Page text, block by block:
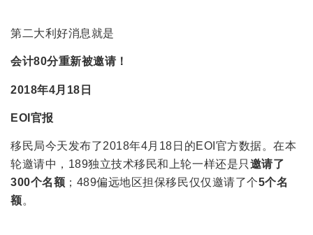
第二大利好消息就是
会计80分重新被邀请！
2018年4月18日
EOI 官报
移民局今天发布了2018年4月18日的EOI官方数据。在本
轮邀请中，189独立技术移民和上轮一样还是只 邀请了
300个名额 ；489偏远地区担保移民仅仅邀请了个5个名
额。